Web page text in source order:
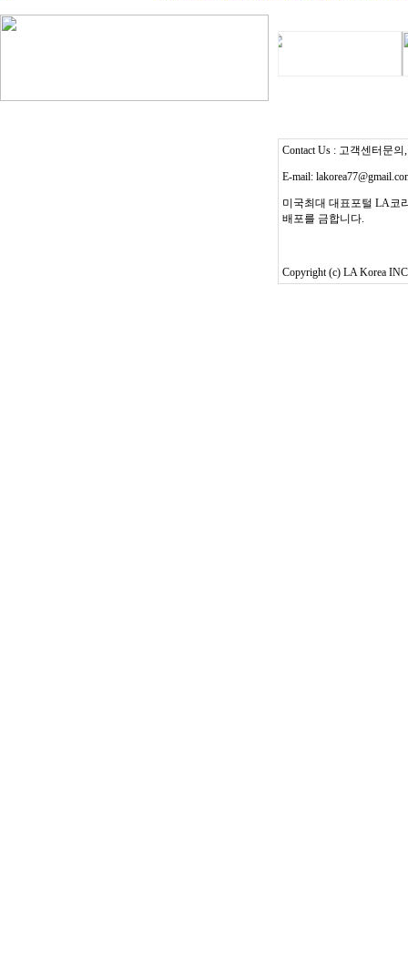
Contact Us : 고객센터문의
E-mail:
미국최대 대표포털 LA코
배포를 금합니다.
Copyright (c) LA Korea